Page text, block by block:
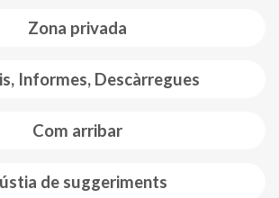
Zona privada
Informes, Descàrregues
Com arribar
de suggeriments